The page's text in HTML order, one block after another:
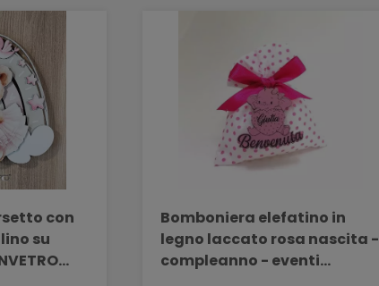
con
su
Bomboniera elefatino in
legno laccato rosa nascita -
compleanno - eventi